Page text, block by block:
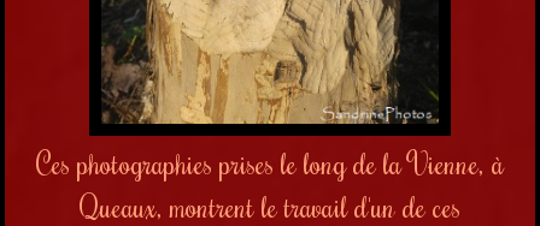
Ces photographies prises le long de la Vienne, à
Queaux, montrent le travail d'un de ces